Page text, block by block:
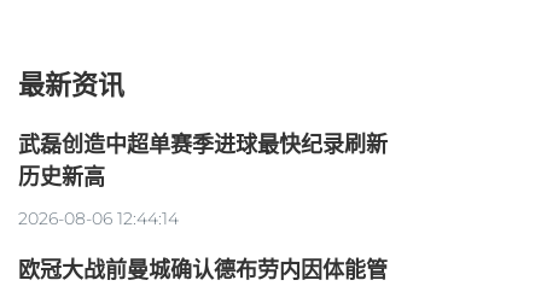
最新资讯
武磊创造中超单赛季进球最快纪录刷新
历史新高
2026-08-06 12:44:14
欧冠大战前曼城确认德布劳内因体能管